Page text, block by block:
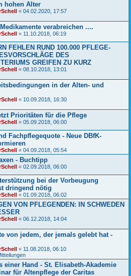
hohen Alter
« 04.02.2020, 17:57
verabreichen ....
« 11.10.2018, 06:19
FEHLEN RUND 100.000 PFLEGE-
DES
GREIFEN ZU KURZ
« 08.10.2018, 13:01
in der Alten- und
« 10.09.2018, 16:30
Prioritäten für die Pflege
« 05.09.2018, 06:00
Fachpflegequote - Neue DBfK-
« 04.09.2018, 05:54
- Buchtipp
« 02.09.2018, 06:00
bei der Vorbeugung
dringend nötig
« 01.09.2018, 06:02
VON PFLEGENDEN: IN SCHWEDEN
« 06.12.2018, 14:04
von jedem, der jemals gelebt hat -
« 11.08.2018, 06:10
einer Hand - St. Elisabeth-Akademie
für Altenpflege der Caritas